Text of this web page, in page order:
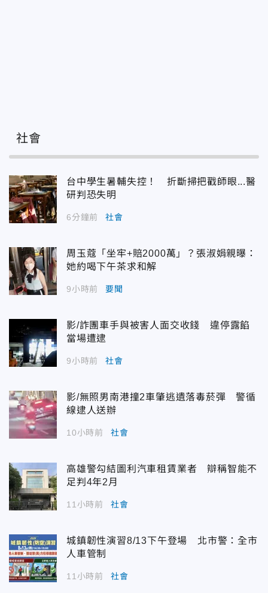
社會
台中學生暑輔失控！ 折斷掃把戳師眼...醫
研判恐失明
6分鐘前 社會
周玉蔻「坐牢+賠2000萬」？張淑娟親曝：
她約喝下午茶求和解
9小時前 要聞
影/詐團車手與被害人面交收錢 違停露餡
當場遭逮
9小時前 社會
影/無照男南港撞2車肇逃遺落毒菸彈 警循
線逮人送辦
10小時前 社會
高雄警勾結圖利汽車租賃業者 辯稱智能不
足判4年2月
11小時前 社會
城鎮韌性演習8/13下午登場 北市警：全市
人車管制
11小時前 社會